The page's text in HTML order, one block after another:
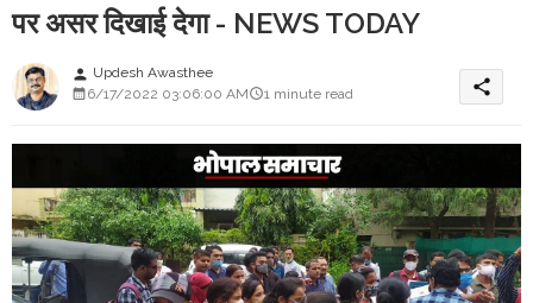
पर असर दिखाई देगा - NEWS TODAY
person Updesh Awasthee
6/17/2022 03:06:00 AM
1 minute read share